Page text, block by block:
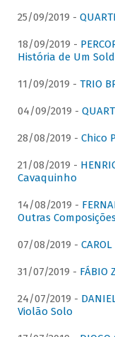
25/09/2019 -
18/09/2019 -
História de Um
11/09/2019 - TRIO
04/09/2019 -
28/08/2019 - Chico
21/08/2019 -
Cavaquinho
14/08/2019 -
Outras Composições
07/08/2019 -
31/07/2019 - FÁBIO
24/07/2019 -
Violão Solo